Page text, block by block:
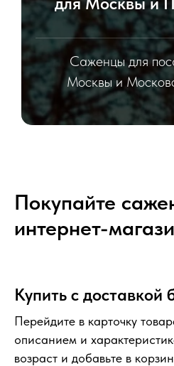
Саженцы для
Москвы и
Покупайте
интернет-
Купить с доставкой
Перейдите в карточку
описанием и
возраст и добавьте в